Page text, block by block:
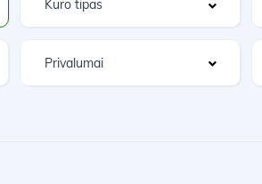
Privalumai